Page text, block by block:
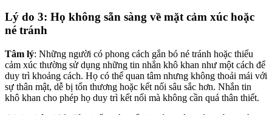
Lý do 3: Họ không sẵn sàng về mặt cảm xúc hoặc
né tránh
Tâm lý: Những người có phong cách gắn bó né tránh hoặc thiếu
cảm xúc thường sử dụng những tin nhắn khô khan như một cách để
duy trì khoảng cách. Họ có thể quan tâm nhưng không thoải mái với
sự thân mật, dễ bị tổn thương hoặc kết nối sâu sắc hơn. Nhắn tin
khô khan cho phép họ duy trì kết nối mà không cần quá thân thiết.